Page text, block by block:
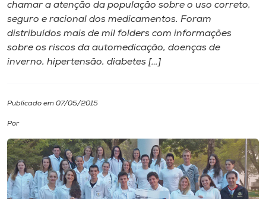
Internacionalização
I.nova
Cultura
CPA
Biblioteca
chamar a atenção da população sobre o uso correto,
seguro e racional dos medicamentos. Foram
distribuídos mais de mil folders com informações
sobre os riscos da automedicação, doenças de
inverno, hipertensão, diabetes […]
Publicado em 07/05/2015
Por